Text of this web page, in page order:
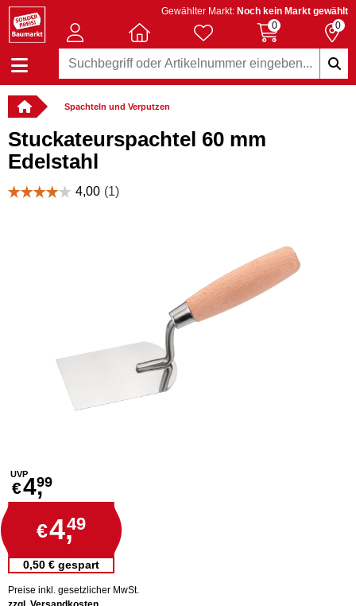
Gewählter Markt: Noch kein Markt gewählt
0
0
Spachteln und Verputzen
Stuckateurspachtel 60 mm
Edelstahl
UVP
€4,99
€4,49
0,50 € gespart
Preise inkl. gesetzlicher MwSt.